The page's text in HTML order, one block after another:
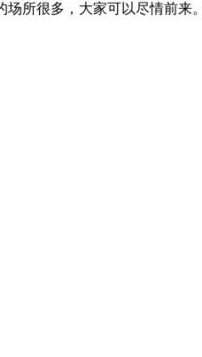
所很多，大家可以尽情前来